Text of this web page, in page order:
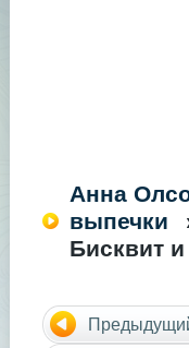
Анна
выпечки
Бисквит и